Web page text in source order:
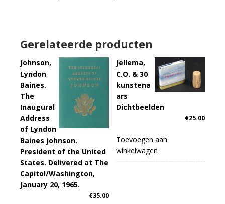
Gerelateerde producten
Johnson,
Lyndon
Baines.
The
Inaugural
Address
of Lyndon
Baines Johnson.
President of the United
States. Delivered at The
Capitol/Washington,
January 20, 1965.
€35.00
Jellema,
C.O. & 30
kunstena
ars
Dichtbeelden
€25.00
Toevoegen aan
winkelwagen